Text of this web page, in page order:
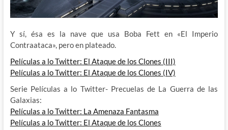
Y sí, ésa es la nave que usa Boba Fett en «El Imperio
Contraataca», pero en plateado.
Películas a lo Twitter: El Ataque de los Clones (III)
Películas a lo Twitter: El Ataque de los Clones (IV)
Serie Películas a lo Twitter- Precuelas de La Guerra de las
Galaxias:
Películas a lo Twitter: La Amenaza Fantasma
Películas a lo Twitter: El Ataque de los Clones